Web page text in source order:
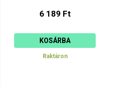
6 189 Ft
KOSÁRBA
Raktáron